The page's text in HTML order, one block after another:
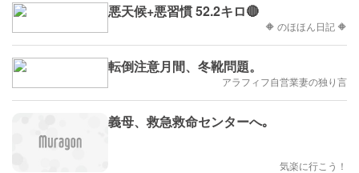
悪天候+悪習慣 52.2キロ🔴
🔶 のほほん日記 🔶
転倒注意月間、冬靴問題。
アラフィフ自営業妻の独り言
義母、救急救命センターへ｡
気楽に行こう！